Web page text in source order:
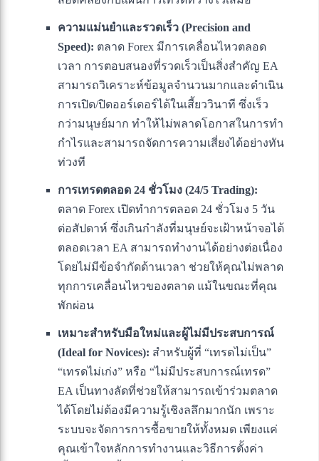
ความแม่นยำและรวดเร็ว (Precision and
Speed): ตลาด Forex มีการเคลื่อนไหวตลอด
เวลา การตอบสนองที่รวดเร็วเป็นสิ่งสำคัญ EA
สามารถวิเคราะห์ข้อมูลจำนวนมากและดำเนิน
การเปิด/ปิดออร์เดอร์ได้ในเสี้ยววินาที ซึ่งเร็ว
กว่ามนุษย์มาก ทำให้ไม่พลาดโอกาสในการทำ
กำไรและสามารถจัดการความเสี่ยงได้อย่างทัน
ท่วงที
การเทรดตลอด 24 ชั่วโมง (24/5 Trading):
ตลาด Forex เปิดทำการตลอด 24 ชั่วโมง 5 วัน
ต่อสัปดาห์ ซึ่งเกินกำลังที่มนุษย์จะเฝ้าหน้าจอได้
ตลอดเวลา EA สามารถทำงานได้อย่างต่อเนื่อง
โดยไม่มีข้อจำกัดด้านเวลา ช่วยให้คุณไม่พลาด
ทุกการเคลื่อนไหวของตลาด แม้ในขณะที่คุณ
พักผ่อน
เหมาะสำหรับมือใหม่และผู้ไม่มีประสบการณ์
(Ideal for Novices): สำหรับผู้ที่ “เทรดไม่เป็น”
“เทรดไม่เก่ง” หรือ “ไม่มีประสบการณ์เทรด”
EA เป็นทางลัดที่ช่วยให้สามารถเข้าร่วมตลาด
ได้โดยไม่ต้องมีความรู้เชิงลลึกมากนัก เพราะ
ระบบจะจัดการการซื้อขายให้ทั้งหมด เพียงแค่
คุณเข้าใจหลักการทำงานและวิธีการตั้งค่า